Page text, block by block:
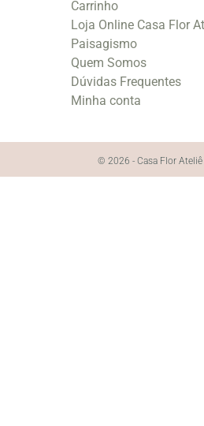
Carrinho
Loja Online Casa Flor
Paisagismo
Quem Somos
Dúvidas Frequentes
Minha conta
© 2026 - Casa Flor